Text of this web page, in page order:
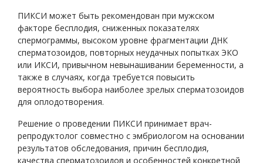
ПИКСИ может быть рекомендован при мужском
факторе бесплодия, сниженных показателях
спермограммы, высоком уровне фрагментации ДНК
сперматозоидов, повторных неудачных попытках ЭКО
или ИКСИ, привычном невынашивании беременности, а
также в случаях, когда требуется повысить
вероятность выбора наиболее зрелых сперматозоидов
для оплодотворения.
Решение о проведении ПИКСИ принимает врач-
репродуктолог совместно с эмбриологом на основании
результатов обследования, причин бесплодия,
качества сперматозоидов и особенностей конкретной